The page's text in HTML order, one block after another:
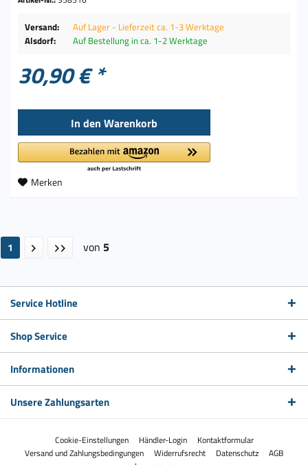
Versand:
Auf Lager - Lieferzeit ca. 1-3 Werktage
Alsdorf:
Auf Bestellung in ca. 1-2 Werktage
30,90 € *
In den Warenkorb
Merken
1 von 5
Service Hotline
Shop Service
Informationen
Unsere Zahlungsarten
Cookie-Einstellungen Händler-Login
Kontaktformular
Versand und Zahlungsbedingungen
Widerrufsrecht Datenschutz
AGB